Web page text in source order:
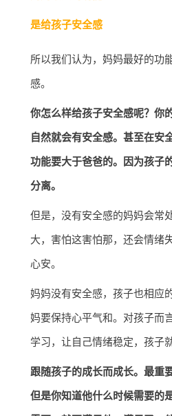
是给孩子安全感
所以我们认为，妈妈最好的功
感。
你怎么样给孩子安全感呢？你
自然就会有安全感。甚至在安
功能要大于爸爸的。因为孩子
分离。
但是，没有安全感的妈妈会常
大，害怕这害怕那，还会情绪
心安。
妈妈没有安全感，孩子也相应
妈要保持心平气和。对孩子而
学习，让自己情绪稳定，孩子
跟随孩子的成长而成长。最重
但是你知道他什么时候需要的